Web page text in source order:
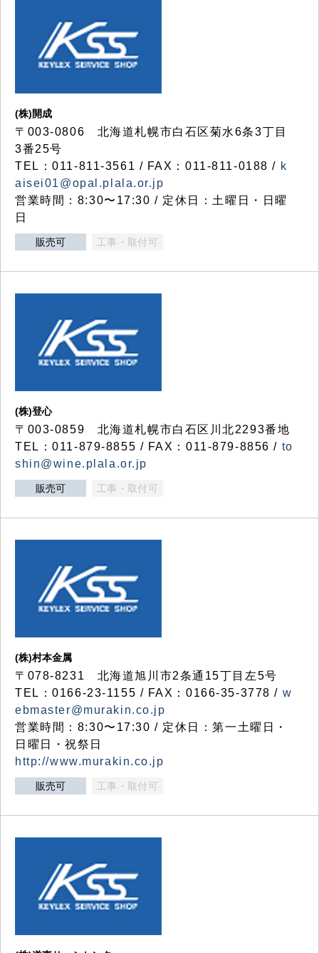
(株)開成
〒003-0806 北海道札幌市白石区菊水6条3丁目
3番25号
TEL：011-811-3561 / FAX：011-811-0188 / k
aisei01@opal.plala.or.jp
営業時間：8:30〜17:30 / 定休日：土曜日・日曜
日
販売可 工事・取付可
(株)登心
〒003-0859 北海道札幌市白石区川北2293番地
TEL：011-879-8855 / FAX：011-879-8856 / to
shin@wine.plala.or.jp
販売可 工事・取付可
(株)村本金属
〒078-8231 北海道旭川市2条通15丁目左5号
TEL：0166-23-1155 / FAX：0166-35-3778 / w
ebmaster@murakin.co.jp
営業時間：8:30〜17:30 / 定休日：第一土曜日・
日曜日・祝祭日
http://www.murakin.co.jp
販売可 工事・取付可